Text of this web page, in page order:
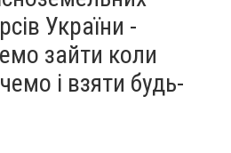
України -
зайти коли
і взяти будь-